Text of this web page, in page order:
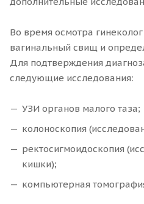
Во время осмотра
вагинальный свищ и
Для подтверждения
следующие исследования:
УЗИ органов малого таза;
колоноскопия
ректосигмоидоскопия
кишки);
компьютерная